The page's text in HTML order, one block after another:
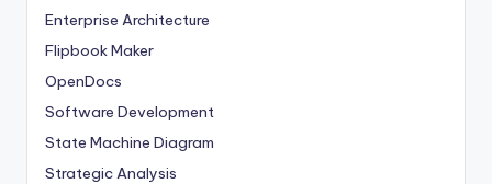
Enterprise Architecture
Flipbook Maker
OpenDocs
Software Development
State Machine Diagram
Strategic Analysis